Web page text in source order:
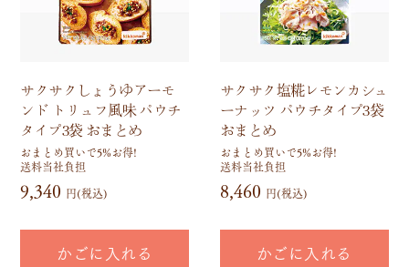
サクサクしょうゆアーモ
ンド トリュフ風味 パウチ
タイプ3袋 おまとめ
おまとめ買いで5%お得!
送料当社負担
9,340 円(税込)
かごに入れる
サクサク塩糀レモンカシュ
ーナッツ パウチタイプ3袋
おまとめ
おまとめ買いで5%お得!
送料当社負担
8,460 円(税込)
かごに入れる